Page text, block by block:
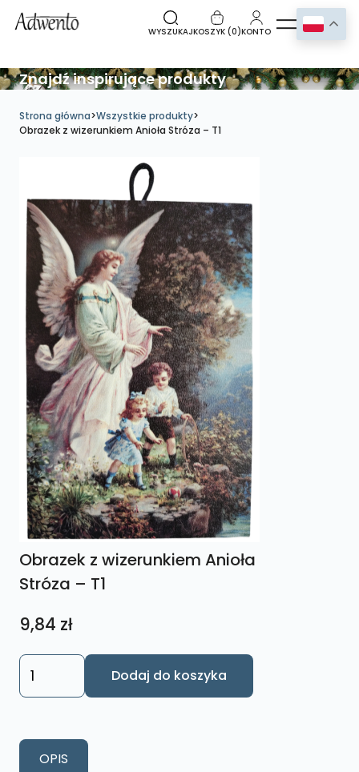
WYSZUKAJKOSZYK (0)KONTO
Znajdź inspirujące produkty
Strona główna>Wszystkie produkty>
Obrazek z wizerunkiem Anioła Stróza – T1
Obrazek z wizerunkiem Anioła
Stróza – T1
9,84 zł
ilość
Obrazek
Anioła
Stróza
Dodaj do koszyka
OPIS